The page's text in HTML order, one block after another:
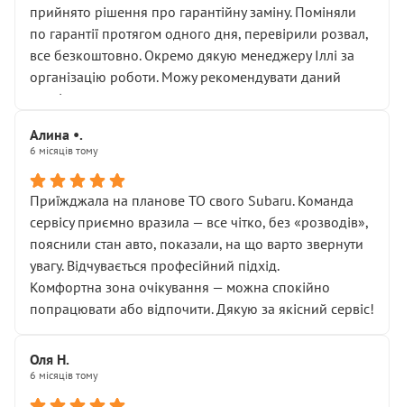
прийнято рішення про гарантійну заміну. Поміняли
по гарантії протягом одного дня, перевірили розвал,
все безкоштовно. Окремо дякую менеджеру Іллі за
організацію роботи. Можу рекомендувати даний
сервіс.
Алина •.
6 місяців тому
Приїжджала на планове ТО свого Subaru. Команда
сервісу приємно вразила — все чітко, без «розводів»,
пояснили стан авто, показали, на що варто звернути
увагу. Відчувається професійний підхід.
Комфортна зона очікування — можна спокійно
попрацювати або відпочити. Дякую за якісний сервіс!
Оля Н.
6 місяців тому